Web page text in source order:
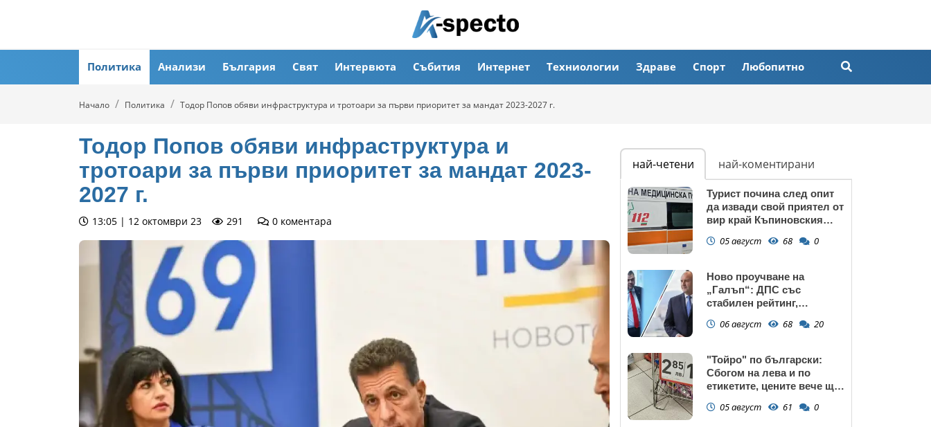
Политика Анализи България Свят Интервюта Събития Интернет Техниологии Здраве Спорт Любопитно
Начало Политика Тодор Попов обяви инфраструктура и тротоари за първи приоритет за мандат 2023-2027 г.
Тодор Попов обяви инфраструктура и
тротоари за първи приоритет за мандат 2023-
2027 г.
13:05 | 12 октомври 23 291 0 коментара
най-четени най-коментирани
Турист почина след опит
да извади свой приятел от
вир край Къпиновския
05 август 68 0
Ново проучване на
„Галъп“: ДПС със
стабилен рейтинг,
запазва
06 август 68 20
"Тойро" по български:
Сбогом на лева и по
етикетите, цените вече ще
05 август 61 0